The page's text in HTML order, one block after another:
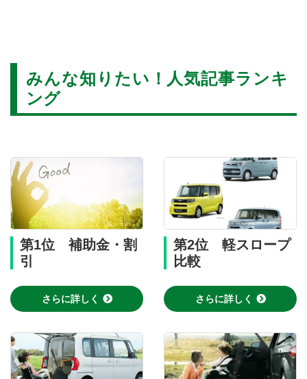
みんな知りたい！人気記事ランキ
ング
第1位 補助金・割
引
さらに詳しく
第2位 軽スロープ
比較
さらに詳しく